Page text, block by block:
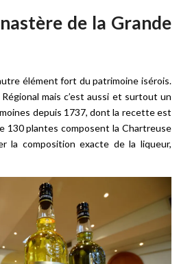
de la Grande
élément fort du patrimoine isérois.
mais c’est aussi et surtout un
depuis 1737, dont la recette est
130 plantes composent la Chartreuse
la composition exacte de la liqueur,